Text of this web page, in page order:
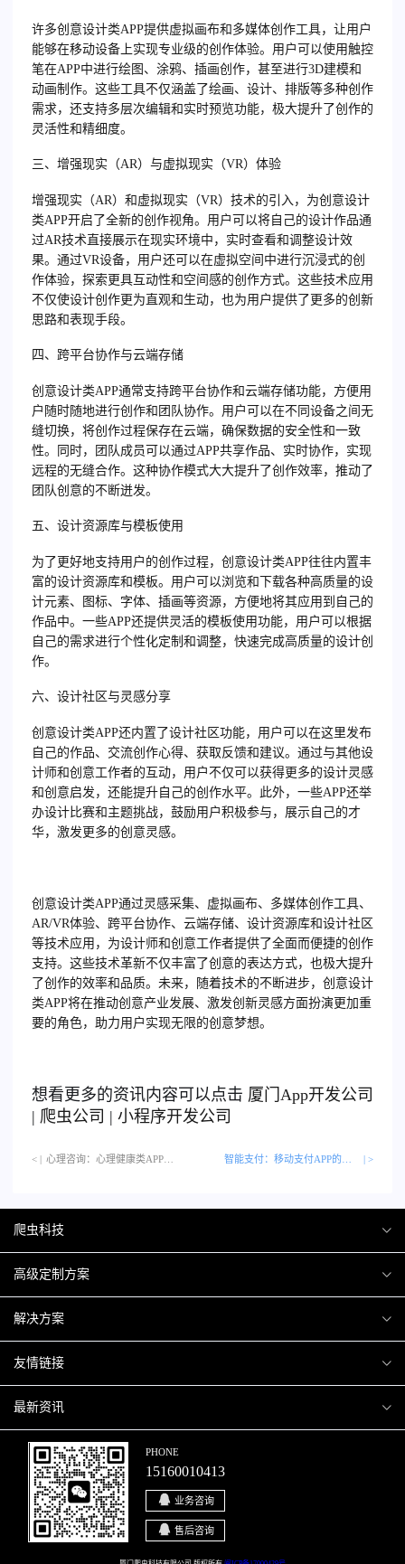
许多创意设计类APP提供虚拟画布和多媒体创作工具，让用户
能够在移动设备上实现专业级的创作体验。用户可以使用触控
笔在APP中进行绘图、涂鸦、插画创作，甚至进行3D建模和
动画制作。这些工具不仅涵盖了绘画、设计、排版等多种创作
需求，还支持多层次编辑和实时预览功能，极大提升了创作的
灵活性和精细度。
三、增强现实（AR）与虚拟现实（VR）体验
增强现实（AR）和虚拟现实（VR）技术的引入，为创意设计
类APP开启了全新的创作视角。用户可以将自己的设计作品通
过AR技术直接展示在现实环境中，实时查看和调整设计效
果。通过VR设备，用户还可以在虚拟空间中进行沉浸式的创
作体验，探索更具互动性和空间感的创作方式。这些技术应用
不仅使设计创作更为直观和生动，也为用户提供了更多的创新
思路和表现手段。
四、跨平台协作与云端存储
创意设计类APP通常支持跨平台协作和云端存储功能，方便用
户随时随地进行创作和团队协作。用户可以在不同设备之间无
缝切换，将创作过程保存在云端，确保数据的安全性和一致
性。同时，团队成员可以通过APP共享作品、实时协作，实现
远程的无缝合作。这种协作模式大大提升了创作效率，推动了
团队创意的不断迸发。
五、设计资源库与模板使用
为了更好地支持用户的创作过程，创意设计类APP往往内置丰
富的设计资源库和模板。用户可以浏览和下载各种高质量的设
计元素、图标、字体、插画等资源，方便地将其应用到自己的
作品中。一些APP还提供灵活的模板使用功能，用户可以根据
自己的需求进行个性化定制和调整，快速完成高质量的设计创
作。
六、设计社区与灵感分享
创意设计类APP还内置了设计社区功能，用户可以在这里发布
自己的作品、交流创作心得、获取反馈和建议。通过与其他设
计师和创意工作者的互动，用户不仅可以获得更多的设计灵感
和创意启发，还能提升自己的创作水平。此外，一些APP还举
办设计比赛和主题挑战，鼓励用户积极参与，展示自己的才
华，激发更多的创意灵感。
创意设计类APP通过灵感采集、虚拟画布、多媒体创作工具、
AR/VR体验、跨平台协作、云端存储、设计资源库和设计社区
等技术应用，为设计师和创意工作者提供了全面而便捷的创作
支持。这些技术革新不仅丰富了创意的表达方式，也极大提升
了创作的效率和品质。未来，随着技术的不断进步，创意设计
类APP将在推动创意产业发展、激发创新灵感方面扮演更加重
要的角色，助力用户实现无限的创意梦想。
想看更多的资讯内容可以点击 厦门 App开发公司
| 爬虫公司 | 小程序开发公司
< | | >
爬虫科技
爬虫案例
关于爬虫
高级定制方案
H5互动营销
微信小程序
移动APP
解决方案
商城解决方案
商城会员积分商城解决方案
网站解决方案
智慧校园解决方案
智慧停车解决方案
友情链接
厦门小程序开发
厦门APP开发
厦门微商城开发
博客园
最新资讯
行业资讯
爬虫动态
PHONE
15160010413
业务咨询
售后咨询